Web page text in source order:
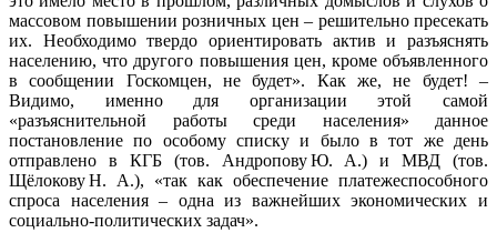
массовом повышении розничных цен – решительно пресекать
их. Необходимо твердо ориентировать актив и разъяснять
населению, что другого повышения цен, кроме объявленного
в сообщении Госкомцен, не будет». Как же, не будет! –
Видимо, именно для организации этой самой
«разъяснительной работы среди населения» данное
постановление по особому списку и было в тот же день
отправлено в КГБ (тов. Андропову Ю. А.) и МВД (тов.
Щёлокову Н. А.), «так как обеспечение платежеспособного
спроса населения – одна из важнейших экономических и
социально-политических задач».